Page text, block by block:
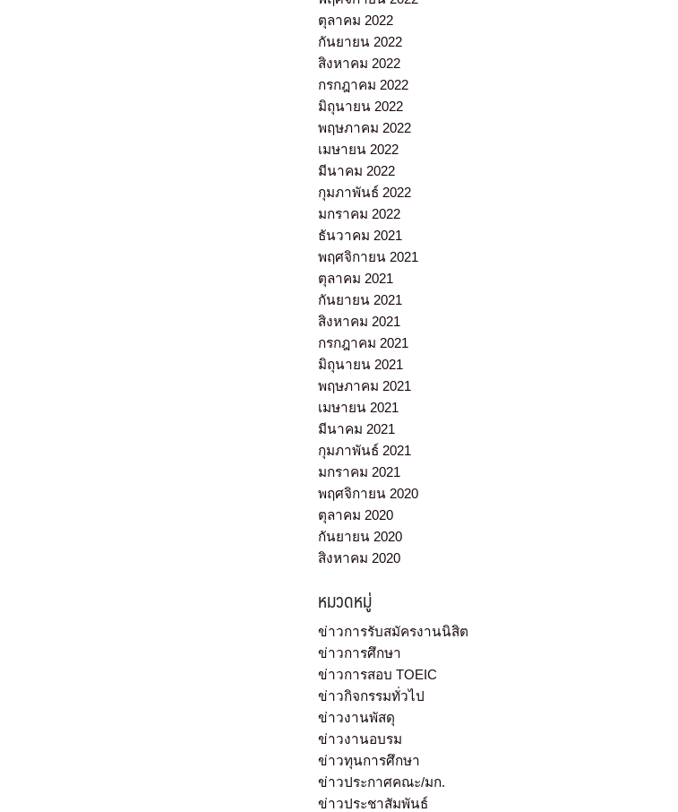
ตุลาคม 2022
กันยายน 2022
สิงหาคม 2022
กรกฎาคม 2022
มิถุนายน 2022
พฤษภาคม 2022
เมษายน 2022
มีนาคม 2022
กุมภาพันธ์ 2022
มกราคม 2022
ธันวาคม 2021
พฤศจิกายน 2021
ตุลาคม 2021
กันยายน 2021
สิงหาคม 2021
กรกฎาคม 2021
มิถุนายน 2021
พฤษภาคม 2021
เมษายน 2021
มีนาคม 2021
กุมภาพันธ์ 2021
มกราคม 2021
พฤศจิกายน 2020
ตุลาคม 2020
กันยายน 2020
สิงหาคม 2020
หมวดหมู่
ข่าวการรับสมัครงานนิสิต
ข่าวการศึกษา
ข่าวการสอบ TOEIC
ข่าวกิจกรรมทั่วไป
ข่าวงานพัสดุ
ข่าวงานอบรม
ข่าวทุนการศึกษา
ข่าวประกาศคณะ/มก.
ข่าวประชาสัมพันธ์